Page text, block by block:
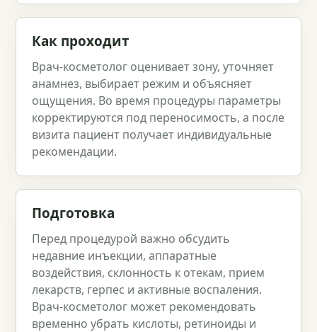
Как проходит
Врач‑косметолог оценивает зону, уточняет
анамнез, выбирает режим и объясняет
ощущения. Во время процедуры параметры
корректируются под переносимость, а после
визита пациент получает индивидуальные
рекомендации.
Подготовка
Перед процедурой важно обсудить
недавние инъекции, аппаратные
воздействия, склонность к отекам, прием
лекарств, герпес и активные воспаления.
Врач‑косметолог может рекомендовать
временно убрать кислоты, ретиноиды и